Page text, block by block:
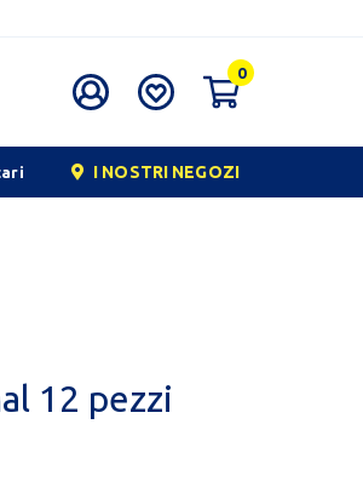
0
I NOSTRI NEGOZI
12 pezzi